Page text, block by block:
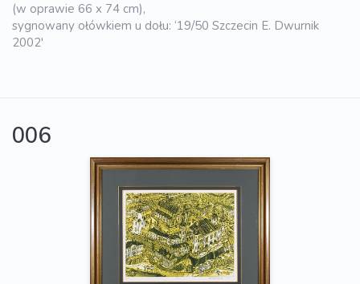
(w oprawie 66 x 74 cm),
sygnowany ołówkiem u dołu: ‘19/50 Szczecin E. Dwurnik
2002'
006